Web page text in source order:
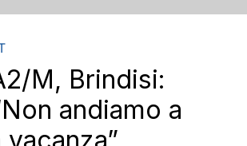
M, Brindisi:
andiamo a
vacanza”